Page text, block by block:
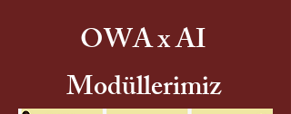
OWA x AI
Modüllerimiz